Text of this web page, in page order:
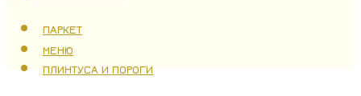
ПАРКЕТ
ПЛИНТУСА И ПОРОГИ
МЕНЮ